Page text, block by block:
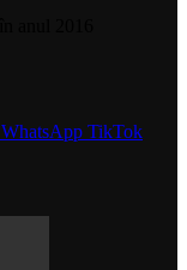
WhatsApp TikTok